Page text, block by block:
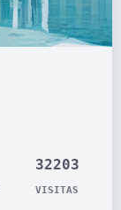
32203
VISITAS